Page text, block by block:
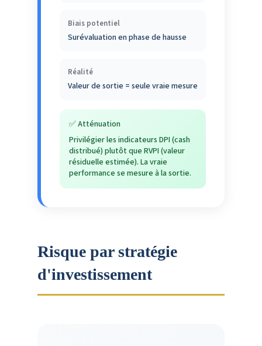
Biais potentiel
Surévaluation en phase de hausse
Réalité
Valeur de sortie = seule vraie mesure
✅ Atténuation
Privilégier les indicateurs DPI (cash
distribué) plutôt que RVPI (valeur
résiduelle estimée). La vraie
performance se mesure à la sortie.
Risque par stratégie
d'investissement